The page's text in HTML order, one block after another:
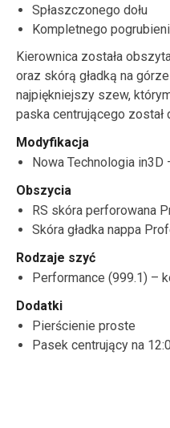
Spłaszczonego dołu
Kompletnego
Kierownica została
oraz skórą gładką na
najpiękniejszy szew,
paska centrującego został
Modyfikacja
Nowa Technologia
Obszycia
RS skóra perforowana
Skóra gładka nappa
Rodzaje szyć
Performance (999.1) –
Dodatki
Pierścienie proste
Pasek centrujący na